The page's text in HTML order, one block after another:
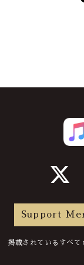
Support
掲載されているすべ